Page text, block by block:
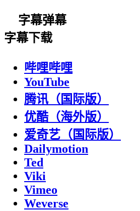
字幕弹幕
字幕下载
哔哩哔哩
YouTube
腾讯（国际版）
优酷（海外版）
爱奇艺（国际版）
Dailymotion
Ted
Viki
Vimeo
Weverse